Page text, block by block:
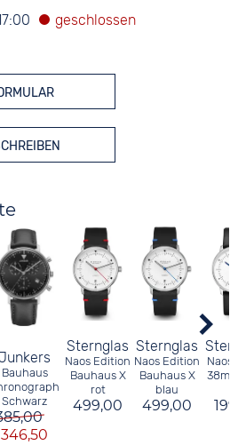
Bauhaus
Schwarz
346,50
Sternglas
Naos Edition
Bauhaus X
rot
499,00
Sternglas
Naos Edition
Bauhaus X
blau
499,00
Naos